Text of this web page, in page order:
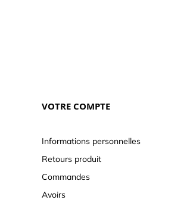
VOTRE COMPTE
Informations personnelles
Retours produit
Commandes
Avoirs